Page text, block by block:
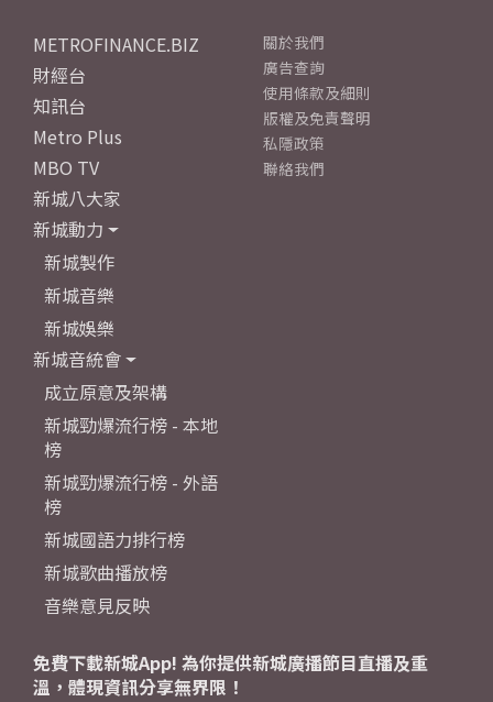
METROFINANCE.BIZ
財經台
知訊台
Metro Plus
MBO TV
新城八大家
新城動力
新城製作
新城音樂
新城娛樂
新城音統會
成立原意及架構
新城勁爆流行榜 - 本地
榜
新城勁爆流行榜 - 外語
榜
新城國語力排行榜
新城歌曲播放榜
音樂意見反映
關於我們
廣告查詢
使用條款及細則
版權及免責聲明
私隱政策
聯絡我們
免費下載新城App! 為你提供新城廣播節目直播及重
溫，體現資訊分享無界限！